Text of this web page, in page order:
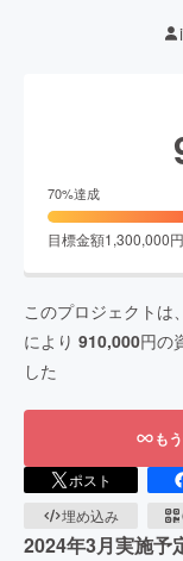
70%達成
目標金額1,300,000円
このプロジェクトは、
により 910,000円の
した
も
ポスト
埋め込み
2024年3月実施予